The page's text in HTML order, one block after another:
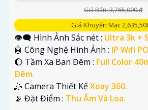
Giá Bán: 3,765,000 ₫
Giá Khuyến Mại:
👁️‍🗨 Hình Ảnh Sắc nét : Ultra 3k +
🤖️ Công Nghệ Hình Ảnh : IP Wifi
🌔 Tầm Xa Ban Đêm : Full Color
Ðêm.
🤹 Camera Thiết KếXoay 360.
️📡 Đặt Điểm : Thu Âm Và Loa.